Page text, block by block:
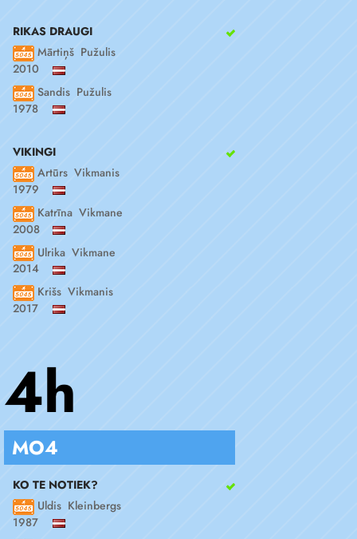
RIKAS DRAUGI
Mārtiņš Pužulis
2010
Sandis Pužulis
1978
VIKINGI
Artūrs Vikmanis
1979
Katrīna Vikmane
2008
Ulrika Vikmane
2014
Krišs Vikmanis
2017
4h
MO4
KO TE NOTIEK?
Uldis Kleinbergs
1987